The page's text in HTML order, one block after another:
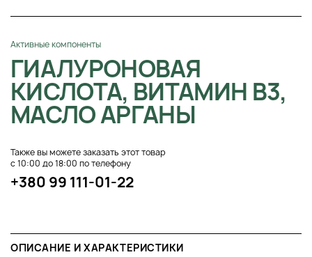
Активные компоненты
ГИАЛУРОНОВАЯ
КИСЛОТА, ВИТАМИН B3,
МАСЛО АРГАНЫ
Также вы можете заказать этот товар
с 10:00 до 18:00 по телефону
+380 99 111-01-22
ОПИСАНИЕ И ХАРАКТЕРИСТИКИ